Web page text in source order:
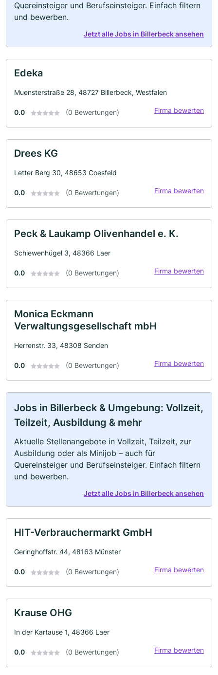
Quereinsteiger und Berufseinsteiger. Einfach filtern
und bewerben.
Jetzt alle Jobs in Billerbeck ansehen
Edeka
Muensterstraße 28, 48727 Billerbeck, Westfalen
0.0 (0 Bewertungen) Firma bewerten
Drees KG
Letter Berg 30, 48653 Coesfeld
0.0 (0 Bewertungen) Firma bewerten
Peck & Laukamp Olivenhandel e. K.
Schiewenhügel 3, 48366 Laer
0.0 (0 Bewertungen) Firma bewerten
Monica Eckmann
Verwaltungsgesellschaft mbH
Herrenstr. 33, 48308 Senden
0.0 (0 Bewertungen) Firma bewerten
Jobs in Billerbeck & Umgebung: Vollzeit,
Teilzeit, Ausbildung & mehr
Aktuelle Stellenangebote in Vollzeit, Teilzeit, zur
Ausbildung oder als Minijob – auch für
Quereinsteiger und Berufseinsteiger. Einfach filtern
und bewerben.
Jetzt alle Jobs in Billerbeck ansehen
HIT-Verbrauchermarkt GmbH
Geringhoffstr. 44, 48163 Münster
0.0 (0 Bewertungen) Firma bewerten
Krause OHG
In der Kartause 1, 48366 Laer
0.0 (0 Bewertungen) Firma bewerten